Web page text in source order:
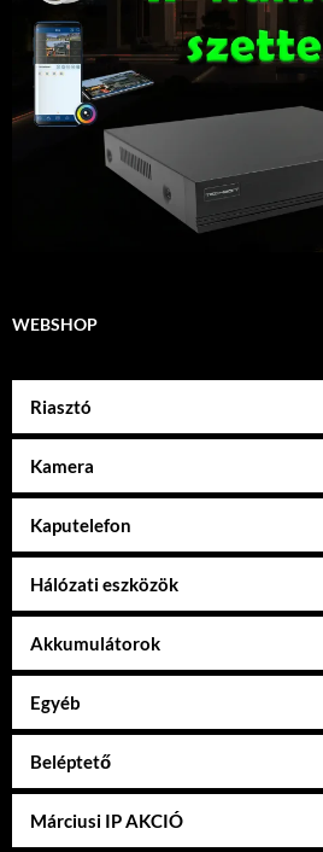
WEBSHOP
Riasztó
Kamera
Kaputelefon
Hálózati eszközök
Akkumulátorok
Egyéb
Beléptető
Márciusi IP AKCIÓ